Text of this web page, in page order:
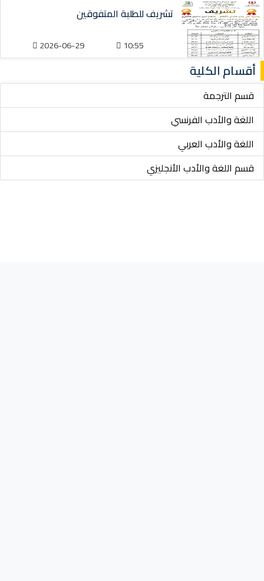
تشريف للطلبة المتفوقين
10:55
2026-06-29
أقسام الكلية
قسم الترجمة
اللغة والأدب الفرنسي
اللغة والأدب العربي
قسم اللغة والأدب الأنجليزي